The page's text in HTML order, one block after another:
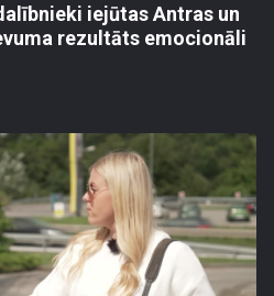
iejūtas Antras un
rezultāts emocionāli